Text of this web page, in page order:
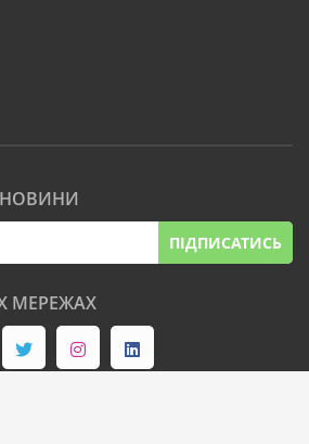
НОВИНИ
ПІДПИСАТИСЬ
МЕРЕЖАХ